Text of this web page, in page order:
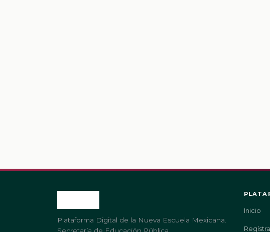
Plataforma Digital de la Nueva Escuela Mexicana.
Inicio